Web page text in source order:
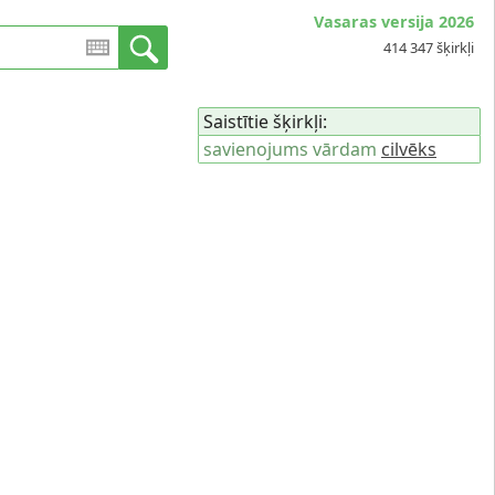
Vasaras versija 2026
414 347 šķirkļi
Saistītie šķirkļi:
savienojums vārdam cilvēks